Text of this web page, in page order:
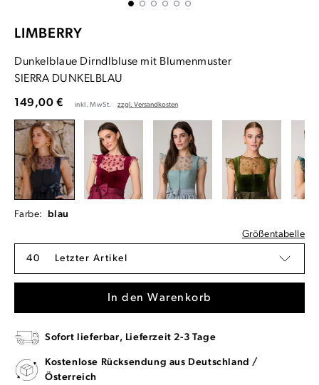
LIMBERRY
Dunkelblaue Dirndlbluse mit Blumenmuster
SIERRA DUNKELBLAU
149,00 € inkl. MwSt. zzgl. Versandkosten
Farbe: blau
Größentabelle
40 Letzter Artikel
In den Warenkorb
Sofort lieferbar, Lieferzeit 2-3 Tage
Kostenlose Rücksendung aus Deutschland /
Österreich